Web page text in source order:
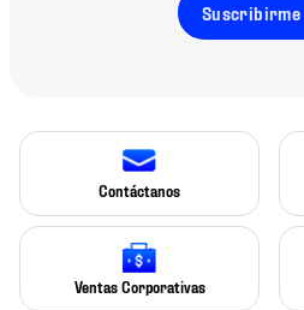
Suscribirme
Contáctanos
Ventas Corporativas